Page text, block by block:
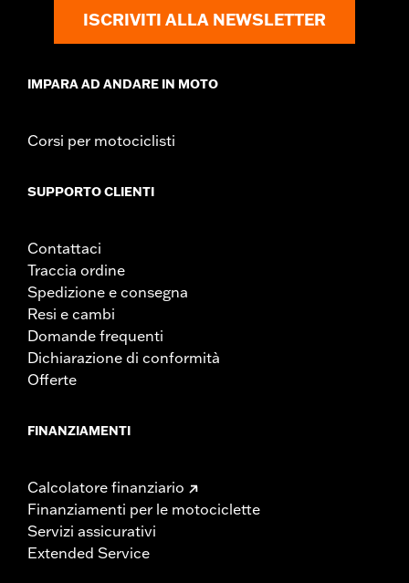
ISCRIVITI ALLA NEWSLETTER
IMPARA AD ANDARE IN MOTO
Corsi per motociclisti
SUPPORTO CLIENTI
Contattaci
Traccia ordine
Spedizione e consegna
Resi e cambi
Domande frequenti
Dichiarazione di conformità
Offerte
FINANZIAMENTI
Calcolatore finanziario
Finanziamenti per le motociclette
Servizi assicurativi
Extended Service